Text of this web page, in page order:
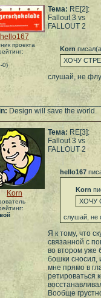
hello167
проекта
0)
Тема: RE[2]:
Fallout 3 vs
FALLOUT 2
Korn
ХОЧУ
слушай, не
Design will save the world.
Korn
Тема: RE[3]:
Fallout 3 vs
FALLOUT 2
hello167
Korn
ХОЧУ
слушай, не
Я к тому, что
связанной с
во втором уже
бошки сносил,
мне прямо в
ретироваться
Вообще